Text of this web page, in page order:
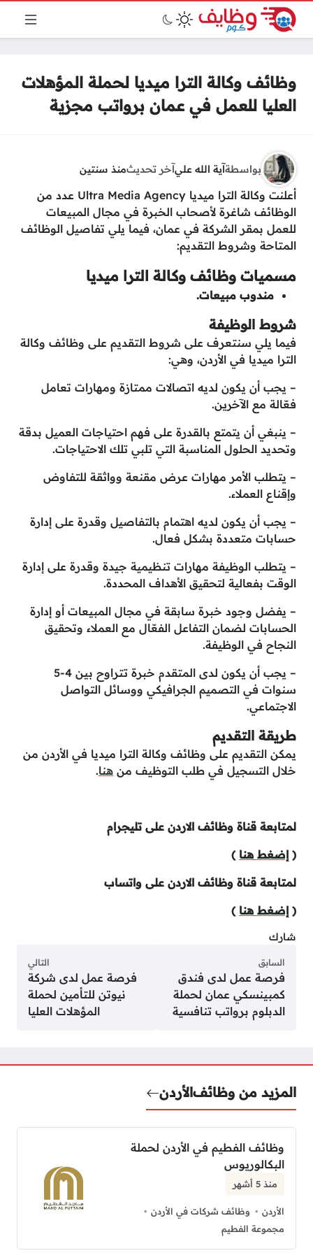
وظائف وكالة الترا ميديا لحملة المؤهلات
العليا للعمل في عمان برواتب مجزية
بواسطةآية الله عليآخر تحديثمنذ سنتين
أعلنت وكالة الترا ميديا Ultra Media Agency عدد من
الوظائف شاغرة لأصحاب الخبرة في مجال المبيعات
للعمل بمقر الشركة في عمان، فيما يلي تفاصيل الوظائف
المتاحة وشروط التقديم:
مسميات وظائف وكالة الترا ميديا
مندوب مبيعات.
شروط الوظيفة
فيما يلي سنتعرف على شروط التقديم على وظائف وكالة
الترا ميديا في الأردن، وهي:
– يجب أن يكون لديه اتصالات ممتازة ومهارات تعامل
فعّالة مع الآخرين.
– ينبغي أن يتمتع بالقدرة على فهم احتياجات العميل بدقة
وتحديد الحلول المناسبة التي تلبي تلك الاحتياجات.
– يتطلب الأمر مهارات عرض مقنعة وواثقة للتفاوض
وإقناع العملاء.
– يجب أن يكون لديه اهتمام بالتفاصيل وقدرة على إدارة
حسابات متعددة بشكل فعال.
– يتطلب الوظيفة مهارات تنظيمية جيدة وقدرة على إدارة
الوقت بفعالية لتحقيق الأهداف المحددة.
– يفضل وجود خبرة سابقة في مجال المبيعات أو إدارة
الحسابات لضمان التفاعل الفعّال مع العملاء وتحقيق
النجاح في الوظيفة.
– يجب أن يكون لدى المتقدم خبرة تتراوح بين 4-5
سنوات في التصميم الجرافيكي ووسائل التواصل
الاجتماعي.
طريقة التقديم
يمكن التقديم على وظائف وكالة الترا ميديا في الأردن من
خلال التسجيل في طلب التوظيف من هنا.
لمتابعة قناة وظائف الاردن على تليجرام
( إضغط هنا )
لمتابعة قناة وظائف الاردن على واتساب
( إضغط هنا )
شارك
السابق
فرصة عمل لدى فندق
كمبينسكي عمان لحملة
الدبلوم برواتب تنافسية
التالي
فرصة عمل لدى شركة
نيوتن للتأمين لحملة
المؤهلات العليا
المزيد من وظائفالأردن
وظائف الفطيم في الأردن لحملة
البكالوريوس
منذ 5 أشهر
الأردن
وظائف شركات في الأردن
مجموعة الفطيم